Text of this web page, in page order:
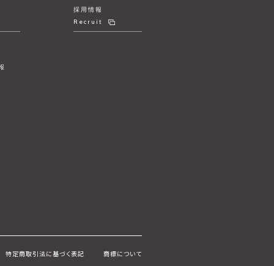
採用情報
Recruit
特定商取引法に基づく表記 商標について